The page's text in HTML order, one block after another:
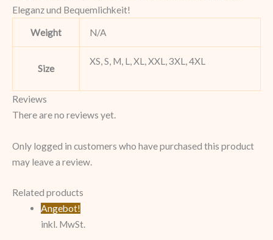
Eleganz und Bequemlichkeit!
Weight N/A
Size
XS, S, M, L, XL, XXL, 3XL, 4XL
Reviews
There are no reviews yet.
Only logged in customers who have purchased this product
may leave a review.
Related products
Angebot!
inkl. MwSt.